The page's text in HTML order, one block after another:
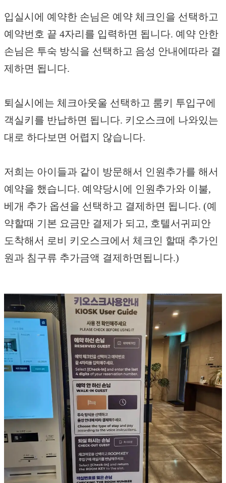
입실시에 예약한 손님은 예약 체크인을 선택하고
예약번호 끝 4자리를 입력하면 됩니다. 예약 안한
손님은 투숙 방식을 선택하고 음성 안내에따라 결
제하면 됩니다.
퇴실시에는 체크아웃울 선택하고 룸키 투입구에
객실키를 반납하면 됩니다. 키오스크에 나와있는
대로 하다보면 어렵지 않습니다.
저희는 아이들과 같이 방문해서 인원추가를 해서
예약을 했습니다. 예약당시에 인원추가와 이불,
베개 추가 옵션을 선택하고 결제하면 됩니다. (예
약할때 기본 요금만 결제가 되고, 호텔서귀피안
도착해서 로비 키오스크에서 체크인 할때 추가인
원과 침구류 추가금액 결제하면됩니다.)